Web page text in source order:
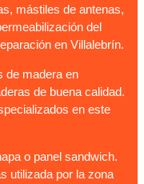
mástiles de antenas,
del
en Villalebrín.
de madera en
de buena calidad.
en este
o panel sandwich.
utilizada por la zona